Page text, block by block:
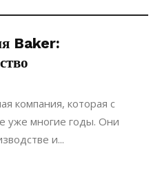
Baker:
компания, которая с
уже многие годы. Они
и...